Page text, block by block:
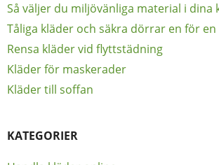
Så väljer du miljövänliga material i dina
Tåliga kläder och säkra dörrar en för
Rensa kläder vid flyttstädning
Kläder för maskerader
Kläder till soffan
KATEGORIER